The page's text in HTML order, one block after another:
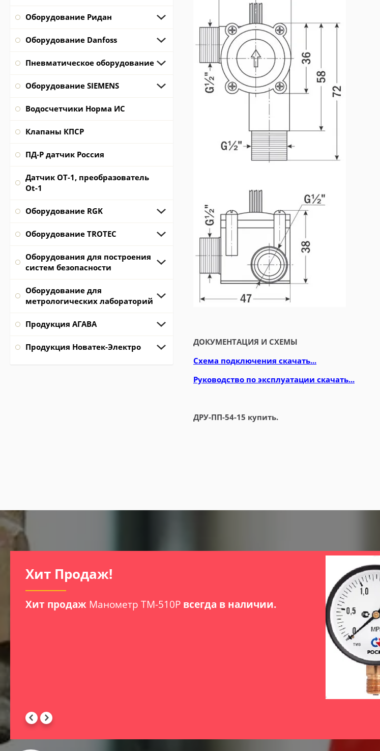
Оборудование Ридан
Оборудование Danfoss
Пневматическое оборудование
Оборудование SIEMENS
Водосчетчики Норма ИС
Клапаны КПСР
ПД-Р датчик Россия
Датчик ОТ-1, преобразователь
Ot-1
Оборудование RGK
Оборудование TROTEC
Оборудования для построения
систем безопасности
Оборудование для
метрологических лабораторий
Продукция АГАВА
Продукция Новатек-Электро
ДОКУМЕНТАЦИЯ И СХЕМЫ
Схема подключения скачать...
Руководство по эксплуатации скачать...
ДРУ-ПП-54-15 купить.
Хит Продаж!
Хит продаж Манометр ТМ-510Р всегда в наличии.